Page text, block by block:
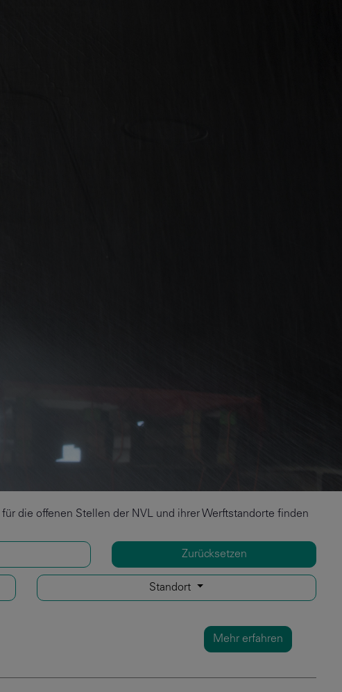
die offenen Stellen der NVL und ihrer Werftstandorte finden
Zurücksetzen
Standort
Mehr erfahren